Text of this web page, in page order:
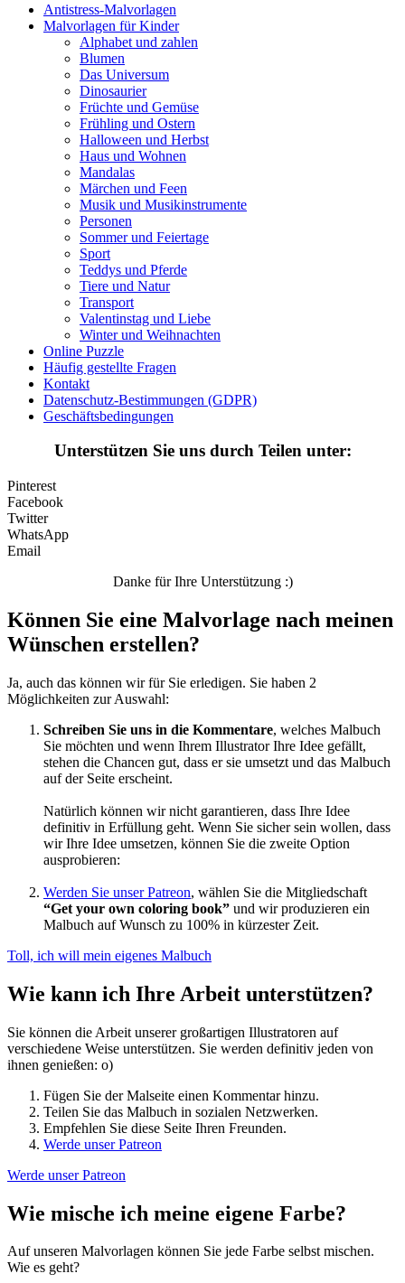
Antistress-Malvorlagen
Malvorlagen für Kinder
Alphabet und zahlen
Blumen
Das Universum
Dinosaurier
Früchte und Gemüse
Frühling und Ostern
Halloween und Herbst
Haus und Wohnen
Mandalas
Märchen und Feen
Musik und Musikinstrumente
Personen
Sommer und Feiertage
Sport
Teddys und Pferde
Tiere und Natur
Transport
Valentinstag und Liebe
Winter und Weihnachten
Online Puzzle
Häufig gestellte Fragen
Kontakt
Datenschutz-Bestimmungen (GDPR)
Geschäftsbedingungen
Unterstützen Sie uns durch Teilen unter:
Pinterest
Facebook
Twitter
WhatsApp
Email
Danke für Ihre Unterstützung :)
Können Sie eine Malvorlage nach meinen
Wünschen erstellen?
Ja, auch das können wir für Sie erledigen. Sie haben 2
Möglichkeiten zur Auswahl:
Schreiben Sie uns in die Kommentare, welches Malbuch
Sie möchten und wenn Ihrem Illustrator Ihre Idee gefällt,
stehen die Chancen gut, dass er sie umsetzt und das Malbuch
auf der Seite erscheint.
Natürlich können wir nicht garantieren, dass Ihre Idee
definitiv in Erfüllung geht. Wenn Sie sicher sein wollen, dass
wir Ihre Idee umsetzen, können Sie die zweite Option
ausprobieren:
Werden Sie unser Patreon, wählen Sie die Mitgliedschaft
“Get your own coloring book” und wir produzieren ein
Malbuch auf Wunsch zu 100% in kürzester Zeit.
Toll, ich will mein eigenes Malbuch
Wie kann ich Ihre Arbeit unterstützen?
Sie können die Arbeit unserer großartigen Illustratoren auf
verschiedene Weise unterstützen. Sie werden definitiv jeden von
ihnen genießen: o)
Fügen Sie der Malseite einen Kommentar hinzu.
Teilen Sie das Malbuch in sozialen Netzwerken.
Empfehlen Sie diese Seite Ihren Freunden.
Werde unser Patreon
Werde unser Patreon
Wie mische ich meine eigene Farbe?
Auf unseren Malvorlagen können Sie jede Farbe selbst mischen.
Wie es geht?